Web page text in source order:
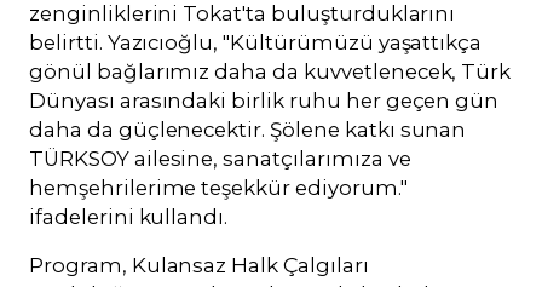
zenginliklerini Tokat'ta buluşturduklarını
belirtti. Yazıcıoğlu, "Kültürümüzü yaşattıkça
gönül bağlarımız daha da kuvvetlenecek, Türk
Dünyası arasındaki birlik ruhu her geçen gün
daha da güçlenecektir. Şölene katkı sunan
TÜRKSOY ailesine, sanatçılarımıza ve
hemşehrilerime teşekkür ediyorum."
ifadelerini kullandı.
Program, Kulansaz Halk Çalgıları